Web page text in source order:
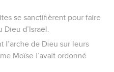
se sanctifièrent pour faire
d’Israël.
l’arche de Dieu sur leurs
Moïse l’avait ordonné